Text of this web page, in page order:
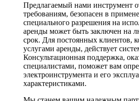
Предлагаемый нами инструмент
требованиям, безопасен в
специального разрешения на
аренды может быть заключен на
срок. Для постоянных клиентов,
услугами аренды, действует
Консультационная поддержка,
специалистами, поможет вам
электроинструмента и его
характеристиками.